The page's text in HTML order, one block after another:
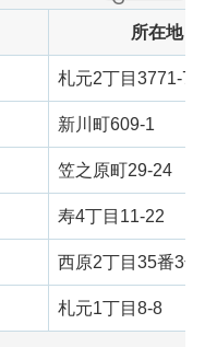
所在地
札元2丁目3771-7
新川町609-1
笠之原町29-24
寿4丁目11-22
西原2丁目35番3号
札元1丁目8-8